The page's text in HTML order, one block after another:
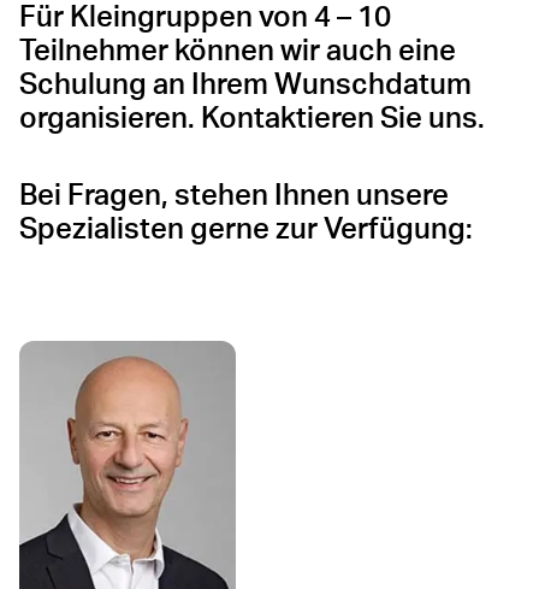
Für Kleingruppen von 4 – 10
Teilnehmer können wir auch eine
Schulung an Ihrem Wunschdatum
organisieren. Kontaktieren Sie uns.
Bei Fragen, stehen Ihnen unsere
Spezialisten gerne zur Verfügung: